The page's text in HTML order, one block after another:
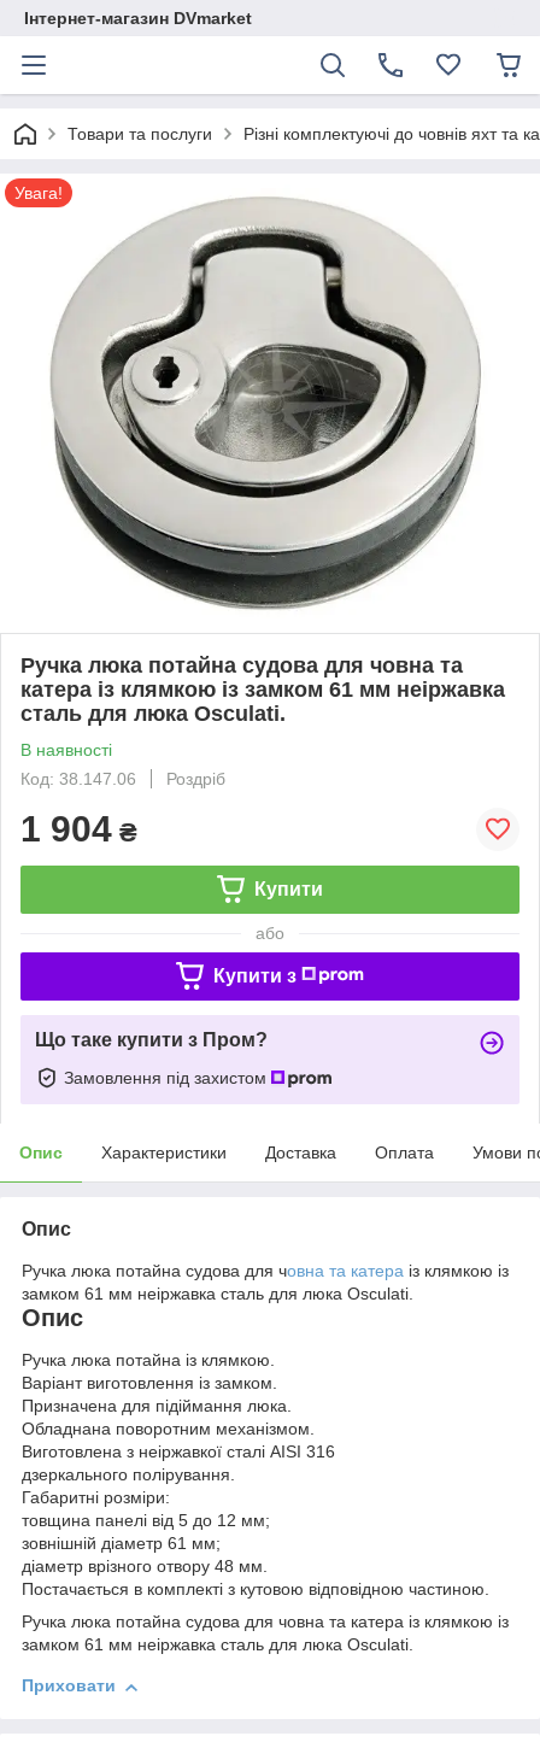
Інтернет-магазин DVmarket
Товари та послуги Різні комплектуючі до човнів яхт та
Увага!
Ручка люка потайна судова для човна та
катера із клямкою із замком 61 мм неіржавка
сталь для люка Osculati.
В наявності
Код: 38.147.06
Роздріб
1 904 ₴
Купити
або
Купити з
Що таке купити з Пром?
Замовлення під захистом
Опис Характеристики Доставка Оплата Умови
Опис
Ручка люка потайна судова для човна та катера із клямкою із
замком 61 мм неіржавка сталь для люка Osculati.
Опис
Ручка люка потайна із клямкою.
Варіант виготовлення із замком.
Призначена для підіймання люка.
Обладнана поворотним механізмом.
Виготовлена з неіржавкої сталі AISI 316
дзеркального полірування.
Габаритні розміри:
товщина панелі від 5 до 12 мм;
зовнішній діаметр 61 мм;
діаметр врізного отвору 48 мм.
Постачається в комплекті з кутовою відповідною частиною.
Ручка люка потайна судова для човна та катера із клямкою із
замком 61 мм неіржавка сталь для люка Osculati.
Приховати